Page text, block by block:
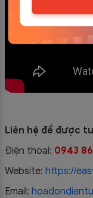
Liên hệ để được
Điện thoại: 0943
Website: https://
Email: